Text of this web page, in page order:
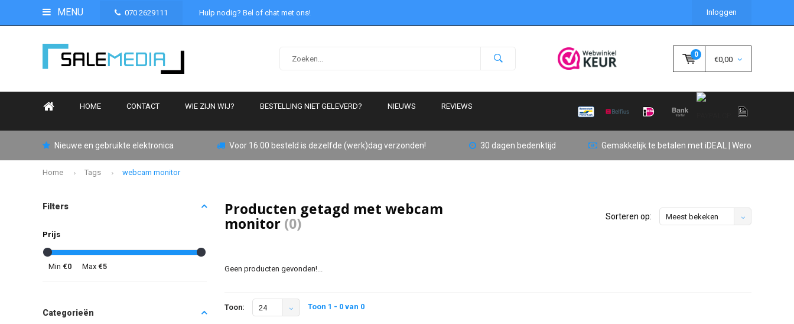
MENU 070 2629111 Hulp nodig? Bel of chat met ons! Inloggen
0
€0,00
HOME CONTACT WIE ZIJN WIJ? BESTELLING NIET GELEVERD? NIEUWS REVIEWS
Nieuwe en gebruikte elektronica Voor 16:00 besteld is dezelfde (werk)dag verzonden! 30 dagen bedenktijd Gemakkelijk te betalen met iDEAL | Wero
Home Tags webcam monitor
Filters
Prijs
Min €0 Max €5
Categorieën
Producten getagd met webcam
monitor (0) Sorteren op: Meest bekeken
Geen producten gevonden!...
Toon: 24 Toon 1 - 0 van 0